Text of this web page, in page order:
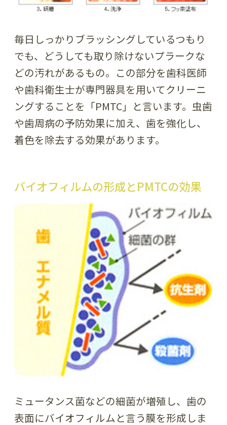
毎日しっかりブラッシングしているつもり
でも、どうしても取り除けないプラークな
どの汚れがあるもの。この部分を歯科医師
や歯科衛生士が専門器具を用いてクリーニ
ングすることを「PMTC」と言います。虫歯
や歯周病の予防効果に加え、歯を強化し、
着色を除去する効果があります。
バイオフィルムの形成とPMTCの効果
ミュータンス菌などの細菌が増殖し、歯の
表面にバイオフィルムと言う膜を形成しま